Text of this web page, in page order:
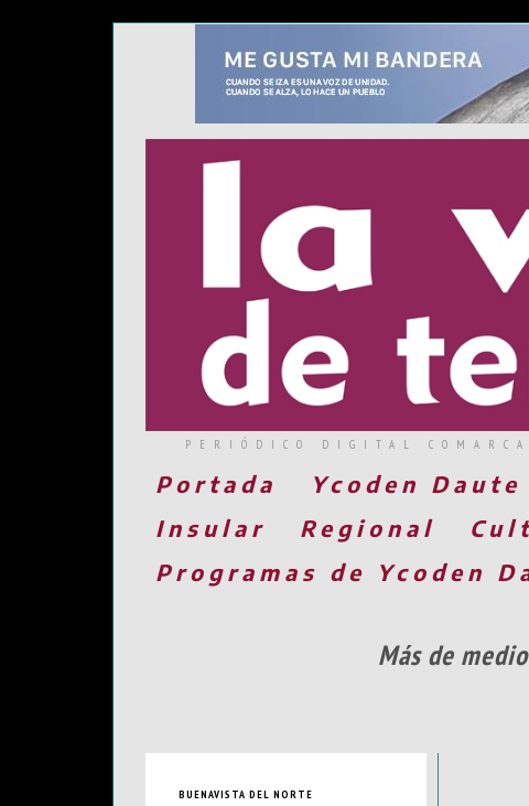
PERIÓDICO DIGITAL
Portada Ycoden
Insular
Regional
Programas de Ycoden
Más de
BUENAVISTA DEL NORTE